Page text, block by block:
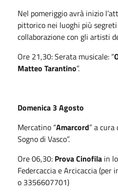
Nel pomeriggio avrà inizio
pittorico nei luoghi più
collaborazione con gli artisti
Ore 21,30: Serata musicale: “
Matteo Tarantino”.
Domenica 3 Agosto
Mercatino “Amarcord” a cura
Sogno di Vasco”.
Ore 06,30: Prova Cinofila in
Federcaccia e Arcicaccia
o 3356607701)